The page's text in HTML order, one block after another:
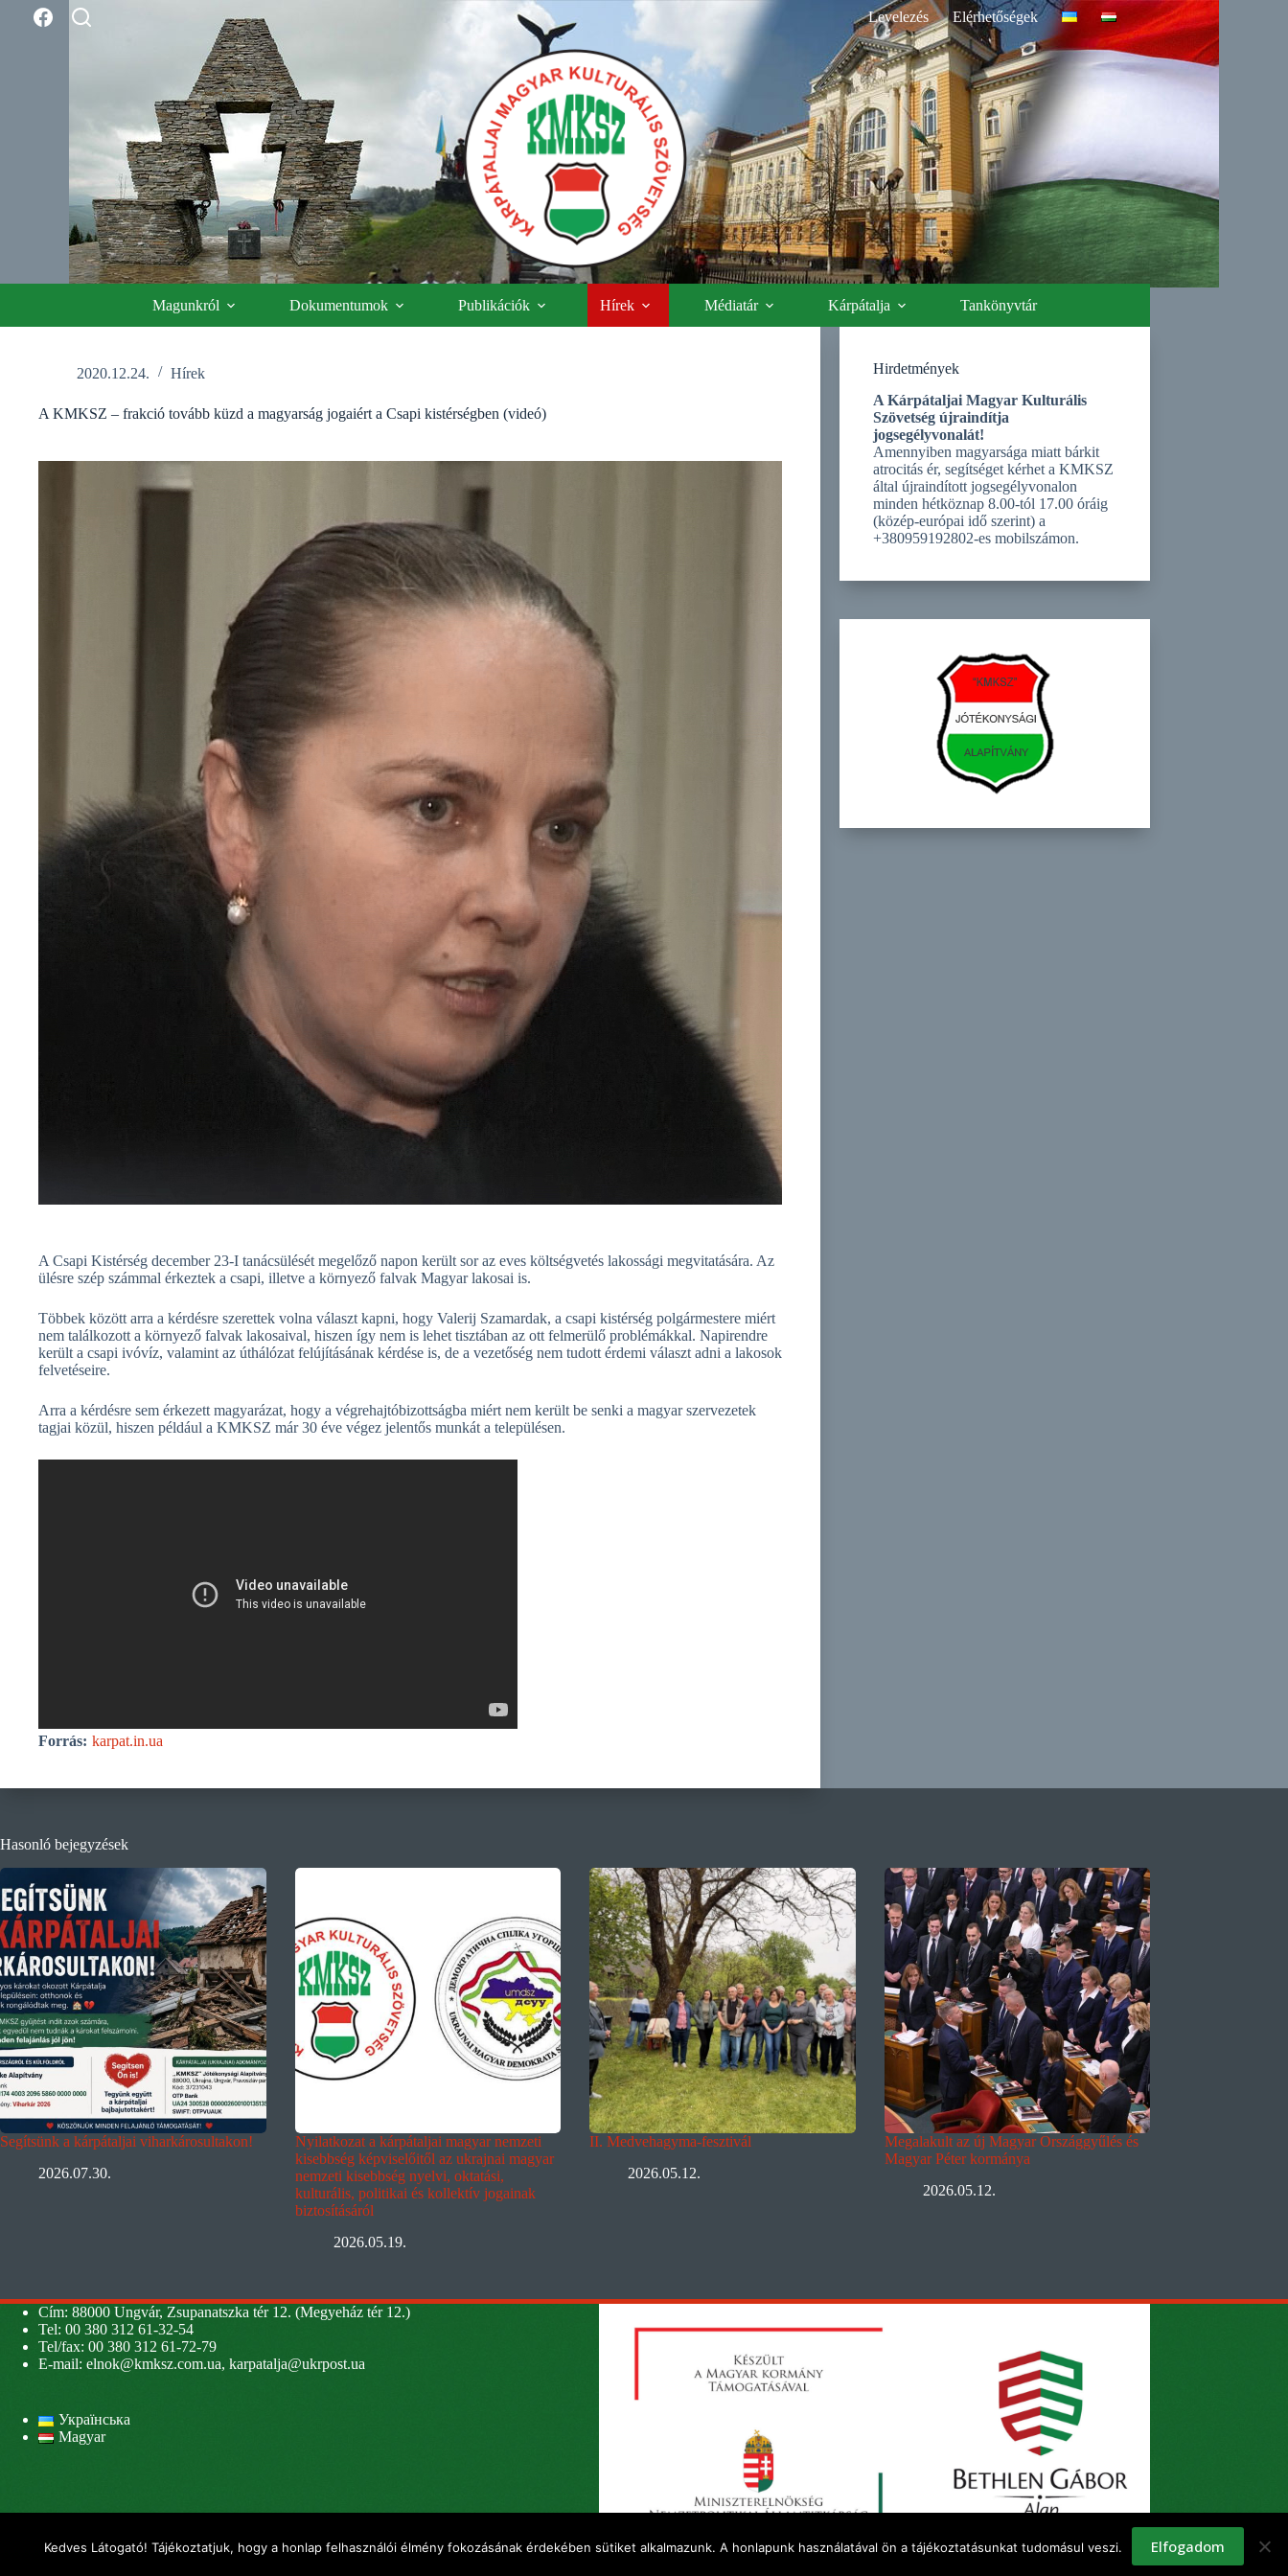
Levelezés Elérhetőségek
Magunkról Dokumentumok Publikációk Hírek Médiatár Kárpátalja Tankönyvtár
2020.12.24. Hírek
A KMKSZ – frakció tovább küzd a magyarság jogaiért a Csapi kistérségben (videó)
A Csapi Kistérség december 23-I tanácsülését megelőző napon került sor az eves költségvetés lakossági megvitatására. Az
ülésre szép számmal érkeztek a csapi, illetve a környező falvak Magyar lakosai is.
Többek között arra a kérdésre szerettek volna választ kapni, hogy Valerij Szamardak, a csapi kistérség polgármestere miért
nem találkozott a környező falvak lakosaival, hiszen így nem is lehet tisztában az ott felmerülő problémákkal. Napirendre
került a csapi ivóvíz, valamint az úthálózat felújításának kérdése is, de a vezetőség nem tudott érdemi választ adni a lakosok
felvetéseire.
Arra a kérdésre sem érkezett magyarázat, hogy a végrehajtóbizottságba miért nem került be senki a magyar szervezetek
tagjai közül, hiszen például a KMKSZ már 30 éve végez jelentős munkát a településen.
Forrás: karpat.in.ua
Hirdetmények
A Kárpátaljai Magyar Kulturális
Szövetség újraindítja
jogsegélyvonalát!
Amennyiben magyarsága miatt bárkit
atrocitás ér, segítséget kérhet a KMKSZ
által újraindított jogsegélyvonalon
minden hétköznap 8.00-tól 17.00 óráig
(közép-európai idő szerint) a
+380959192802-es mobilszámon.
Hasonló bejegyzések
Segítsünk a kárpátaljai viharkárosultakon!
2026.07.30.
Nyilatkozat a kárpátaljai magyar nemzeti
kisebbség képviselőitől az ukrajnai magyar
nemzeti kisebbség nyelvi, oktatási,
kulturális, politikai és kollektív jogainak
biztosításáról
2026.05.19.
II. Medvehagyma-fesztivál
2026.05.12.
Megalakult az új Magyar Országgyűlés és
Magyar Péter kormánya
2026.05.12.
Cím: 88000 Ungvár, Zsupanatszka tér 12. (Megyeház tér 12.)
Tel: 00 380 312 61-32-54
Tel/fax: 00 380 312 61-72-79
E-mail: elnok@kmksz.com.ua, karpatalja@ukrpost.ua
Українська
Magyar
Kedves Látogató! Tájékoztatjuk, hogy a honlap felhasználói élmény fokozásának érdekében sütiket alkalmazunk. A honlapunk használatával ön a tájékoztatásunkat tudomásul veszi. Elfogadom